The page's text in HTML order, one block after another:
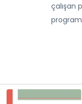
çalışan
program